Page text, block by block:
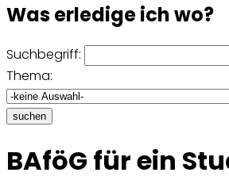
Was erledige ich wo?
Suchbegriff:
Thema:
suchen
BAföG für ein